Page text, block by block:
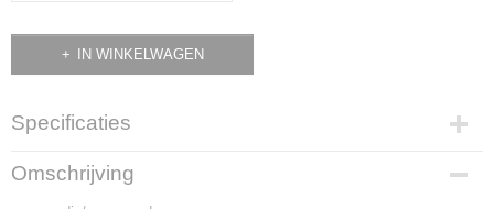
IN WINKELWAGEN
Specificaties
Productcode
0356
Omschrijving